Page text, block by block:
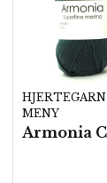
HJERTEGARN
MENY